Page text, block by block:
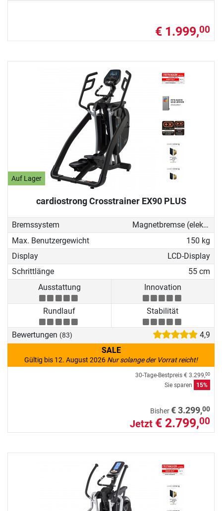
€ 1.999,00
Auf Lager
cardiostrong Crosstrainer EX90 PLUS
Bremssystem
Magnetbremse (elektronisch)
Max. Benutzergewicht
150 kg
Display
LCD-Display
Schrittlänge
55 cm
Ausstattung
Innovation
Rundlauf Stabilität
Bewertungen (83)
4,9
SALE
Gültig bis 12. August 2026 Nur solange der Vorrat reicht!
30-Tage-Bestpreis € 3.299,00
Sie sparen 15%
Bisher€ 3.299,00
Jetzt € 2.799,00